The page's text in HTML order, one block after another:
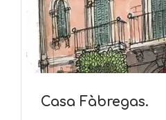
Casa Fàbregas.